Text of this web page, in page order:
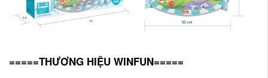
=====THƯƠNG HIỆU WINFUN=====